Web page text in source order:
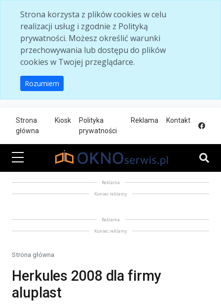
Strona korzysta z plików cookies w celu
realizacji usług i zgodnie z Polityką
prywatności. Możesz określić warunki
przechowywania lub dostępu do plików
cookies w Twojej przeglądarce.
Rozumiem
Strona
główna
Kiosk
Polityka
prywatności
Reklama Kontakt
Reklama
Koniec reklamy
Reklama
Koniec reklamy
Strona główna
Herkules 2008 dla firmy
aluplast